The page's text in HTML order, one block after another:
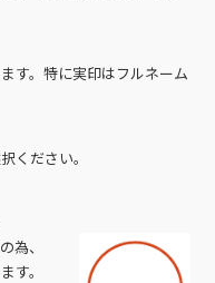
す。特に実印はフルネーム
ください。
為、
す。